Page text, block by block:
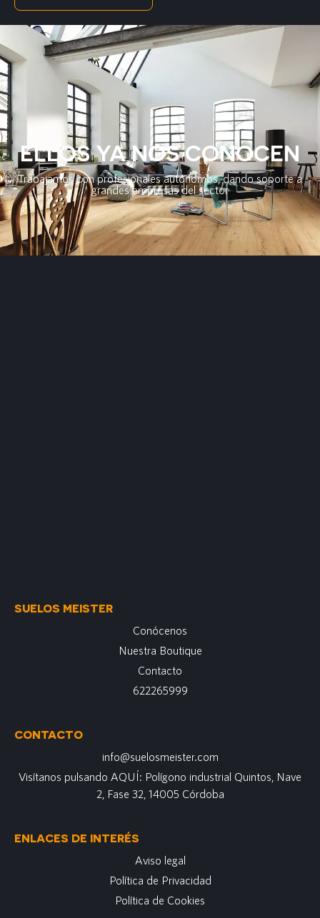
ELLOS YA NOS CONOCEN
Trabajamos con profesionales autónomos, dando soporte a
grandes empresas del sector
SUELOS MEISTER
Conócenos
Nuestra Boutique
Contacto
622265999
CONTACTO
info@suelosmeister.com
Visítanos pulsando AQUÍ: Polígono industrial Quintos, Nave
2, Fase 32, 14005 Córdoba
ENLACES DE INTERÉS
Aviso legal
Política de Privacidad
Política de Cookies